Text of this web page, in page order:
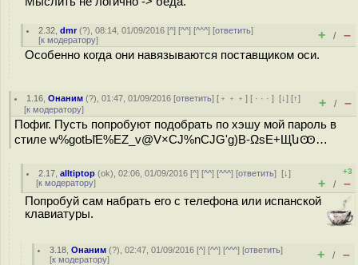
2.32 ,dmr(?), 08:14, 01/09/2016 [^] [^^] [^^^] [ответить]
[к модератору] + / –
Особенно когда они навязываются поставщиком оси.
1.16 ,Онаним (?), 01:47, 01/09/2016 [ответить] [ ﹢﹢﹢] [ · · ·][↓] [↑]
[к модератору] + / –
Пофиг. Пусть попробуют подобрать по хэшу мой пароль в
стиле w%gotЫ̆E%EZ_v@V×CJ%nCJG'g)B-ΩsE+ЩնꙬ…
2.17 ,alltiptop (ok), 02:06, 01/09/2016 [^] [^^] [^^^] [ответить][↓]
[к модератору]
+3
+ / –
Попробуй сам набрать его с телефона или испанской
клавиатуры.
3.18 ,Онаним (?), 02:47, 01/09/2016 [^] [^^] [^^^] [ответить]
[к модератору] + / –